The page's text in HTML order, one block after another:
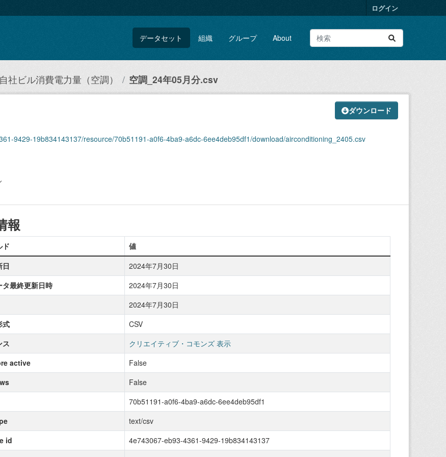
ログイン
データセット 組織 グループ About
社ビル消費電力量（空調） 空調_24年05月分.csv
ダウンロード
9429-19b834143137/resource/70b51191-a0f6-4ba9-a6dc-6ee4deb95df1/download/airconditioning_2405.csv
報
ド
値
日
2024年7月30日
タ最終更新日時
2024年7月30日
2024年7月30日
式
CSV
ス
クリエイティブ・コモンズ 表示
active
False
False
70b51191-a0f6-4ba9-a6dc-6ee4deb95df1
text/csv
id
4e743067-eb93-4361-9429-19b834143137